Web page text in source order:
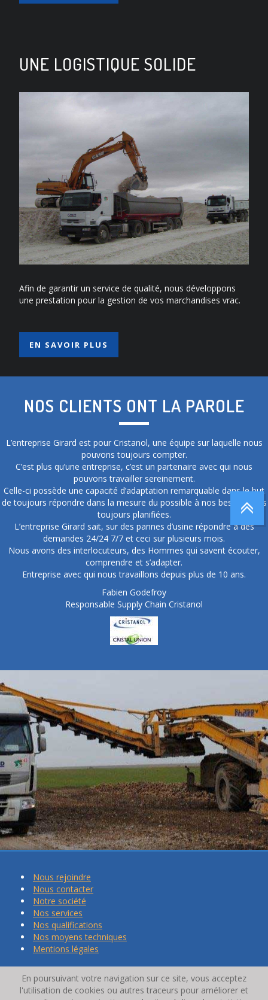
UNE LOGISTIQUE SOLIDE
Afin de garantir un service de qualité, nous développons
une prestation pour la gestion de vos marchandises vrac.
EN SAVOIR PLUS
NOS CLIENTS ONT LA PAROLE
L’entreprise Girard est pour Cristanol, une équipe sur laquelle nous
pouvons toujours compter.
C’est plus qu’une entreprise, c’est un partenaire avec qui nous
pouvons travailler sereinement.
Celle-ci possède une capacité d’adaptation remarquable dans le but
de toujours répondre dans la mesure du possible à nos besoins, pas
toujours planifiées.
L’entreprise Girard sait, sur des pannes d’usine répondre à des
demandes 24/24 7/7 et ceci sur plusieurs mois.
Nous avons des interlocuteurs, des Hommes qui savent écouter,
comprendre et s’adapter.
Entreprise avec qui nous travaillons depuis plus de 10 ans.
Fabien Godefroy
Responsable Supply Chain Cristanol
Nous rejoindre
Nous contacter
Notre société
Nos services
Nos qualifications
Nos moyens techniques
Mentions légales
LT Développement© 2023
En poursuivant votre navigation sur ce site, vous acceptez
l'utilisation de cookies ou autres traceurs pour améliorer et